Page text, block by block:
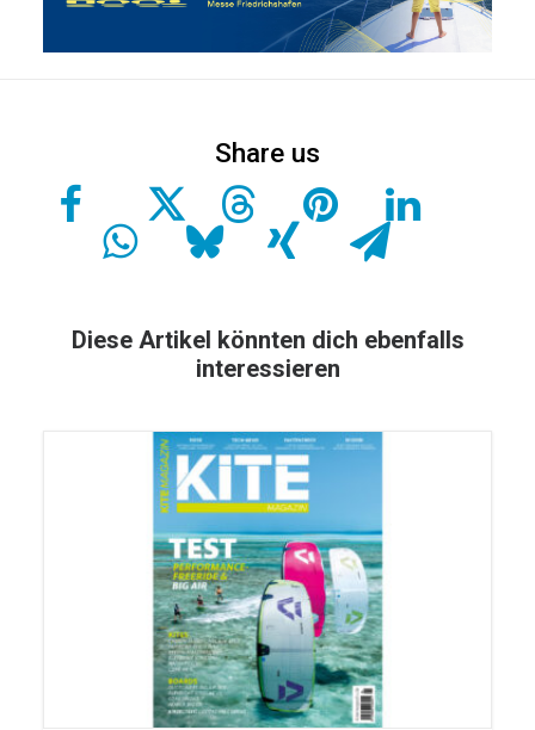
Diese Artikel könnten dich ebenfalls
interessieren